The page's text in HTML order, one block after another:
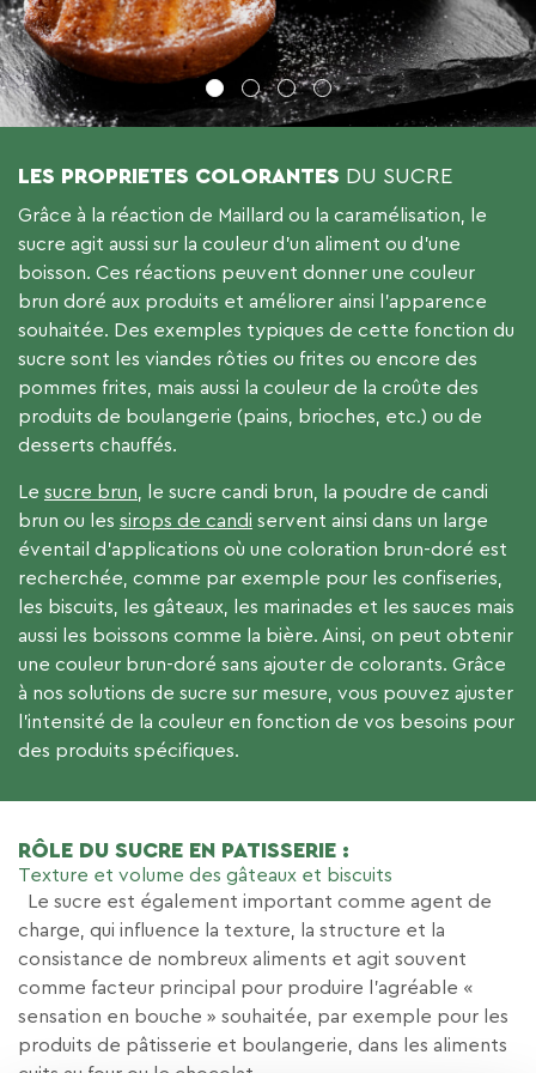
1 2 3 4
LES PROPRIETES COLORANTES DU SUCRE
Grâce à la réaction de Maillard ou la caramélisation, le
sucre agit aussi sur la couleur d’un aliment ou d’une
boisson. Ces réactions peuvent donner une couleur
brun doré aux produits et améliorer ainsi l’apparence
souhaitée. Des exemples typiques de cette fonction du
sucre sont les viandes rôties ou frites ou encore des
pommes frites, mais aussi la couleur de la croûte des
produits de boulangerie (pains, brioches, etc.) ou de
desserts chauffés.
Le sucre brun , le sucre candi brun, la poudre de candi
brun ou les sirops de candi servent ainsi dans un large
éventail d’applications où une coloration brun-doré est
recherchée, comme par exemple pour les confiseries,
les biscuits, les gâteaux, les marinades et les sauces mais
aussi les boissons comme la bière. Ainsi, on peut obtenir
une couleur brun-doré sans ajouter de colorants. Grâce
à nos solutions de sucre sur mesure, vous pouvez ajuster
l’intensité de la couleur en fonction de vos besoins pour
des produits spécifiques.
RÔLE DU SUCRE EN PATISSERIE :
Texture et volume des gâteaux et biscuits
Le sucre est également important comme agent de
charge, qui influence la texture, la structure et la
consistance de nombreux aliments et agit souvent
comme facteur principal pour produire l’agréable «
sensation en bouche » souhaitée, par exemple pour les
produits de pâtisserie et boulangerie, dans les aliments